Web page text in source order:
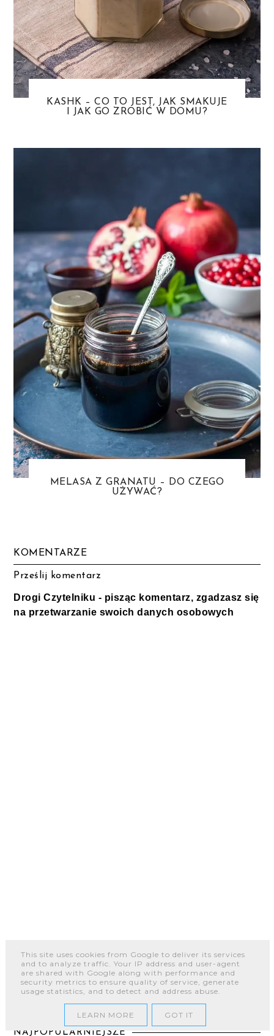
KASHK – CO TO JEST, JAK SMAKUJE
I JAK GO ZROBIĆ W DOMU?
MELASA Z GRANATU – DO CZEGO
UŻYWAĆ?
KOMENTARZE
Prześlij komentarz
Drogi Czytelniku - pisząc komentarz, zgadzasz się
na przetwarzanie swoich danych osobowych
LUBISZ NAS ;-)
NAJPOPULARNIEJSZE
This site uses cookies from Google to deliver its services
and to analyze traffic. Your IP address and user-agent
are shared with Google along with performance and
security metrics to ensure quality of service, generate
usage statistics, and to detect and address abuse.
LEARN MORE GOT IT